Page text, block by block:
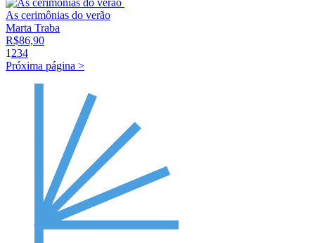
As cerimônias do verão
Marta Traba
R$86,90
1 234
Próxima página >